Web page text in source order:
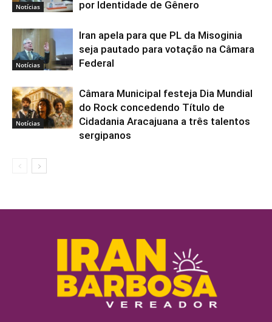
Notícias
por Identidade de Gênero
Notícias
Iran apela para que PL da Misoginia
seja pautado para votação na Câmara
Federal
Notícias
Câmara Municipal festeja Dia Mundial
do Rock concedendo Título de
Cidadania Aracajuana a três talentos
sergipanos